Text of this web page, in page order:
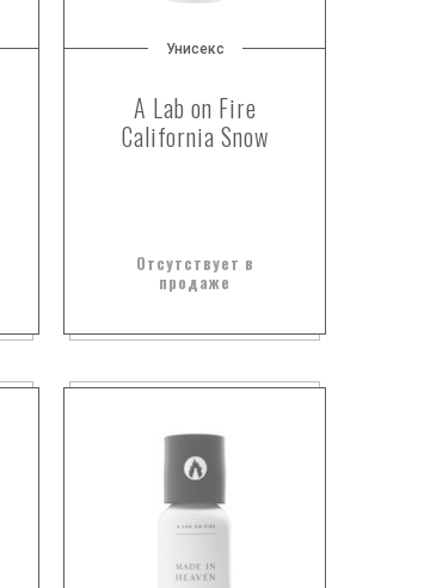
Унисекс
A Lab on Fire
California Snow
Отсутствует в
продаже